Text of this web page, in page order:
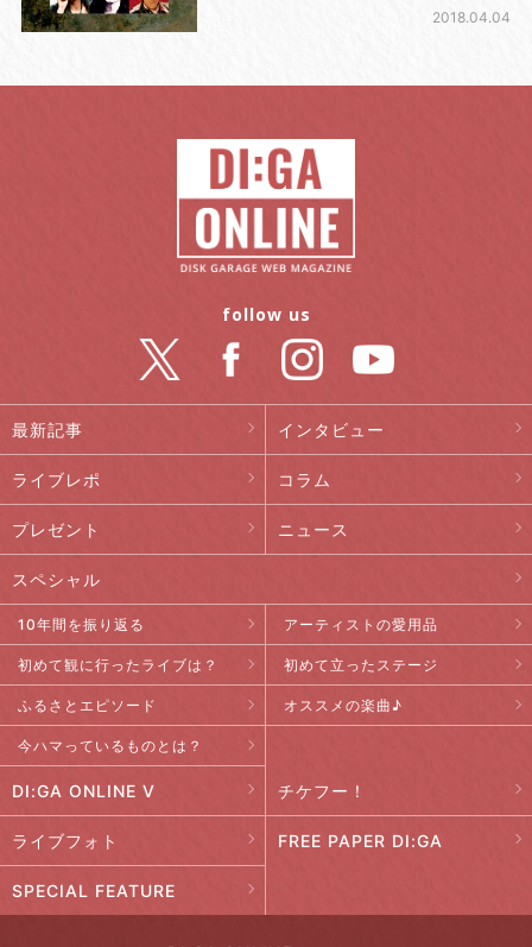
2018.04.04
最新記事 インタビュー
ライブレポ コラム
プレゼント ニュース
スペシャル
10年間を振り返る アーティストの愛用品
初めて観に行ったライブは？ 初めて立ったステージ
ふるさとエピソード オススメの楽曲♪
今ハマっているものとは？
DI:GA ONLINE V チケフー！
ライブフォト FREE PAPER DI:GA
SPECIAL FEATURE
follow us